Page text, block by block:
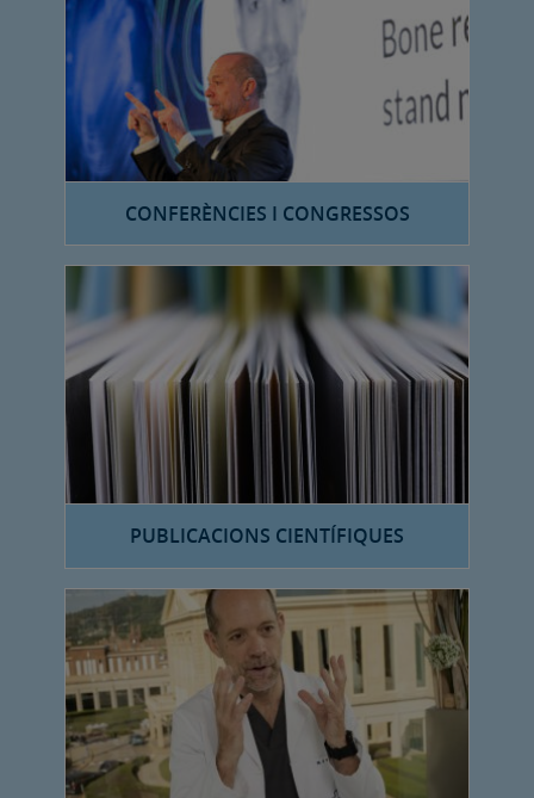
CONFERÈNCIES I CONGRESSOS
PUBLICACIONS CIENTÍFIQUES